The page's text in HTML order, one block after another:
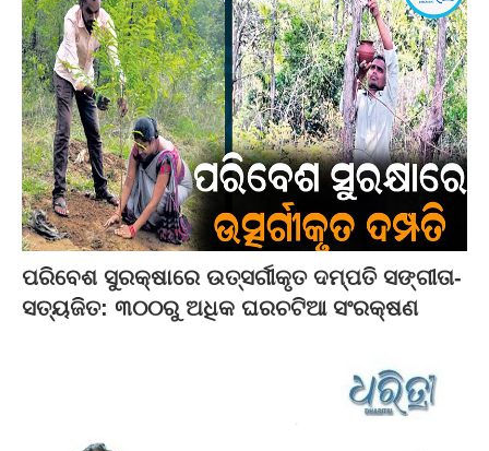
ପରିବେଶ ସୁରକ୍ଷାରେ ଉତ୍ସର୍ଗୀକୃତ ଦମ୍ପତି ସଙ୍ଗୀତା-
ସତ୍ୟଜିତ: ୩୦୦ରୁ ଅଧିକ ଘରଚଟିଆ ସଂରକ୍ଷଣ